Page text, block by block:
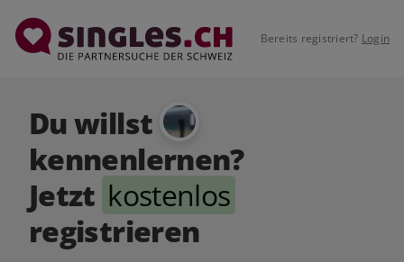
Bereits registriert? Login
Du willst
kennenlernen?
Jetzt kostenlos
registrieren